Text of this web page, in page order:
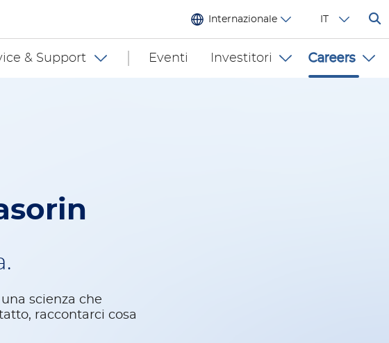
Internazionale IT
& Support Eventi Investitori Careers
scienza che
raccontarci cosa